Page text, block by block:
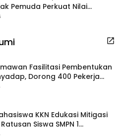
Pemuda Perkuat Nilai
Fasilitasi Pembentukan
Dorong 400 Pekerja
BPJS
KKN Edukasi Mitigasi
Siswa SMPN 1